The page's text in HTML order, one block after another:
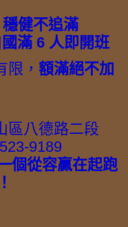
健不追滿
國滿 6 人即開班
限， 額滿絕不加
區八德路二段
9189
個從容贏在起跑